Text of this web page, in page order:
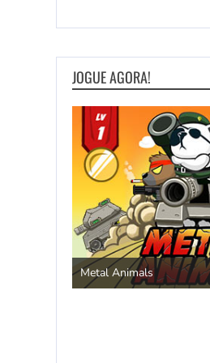
JOGUE AGORA!
Save the Princess